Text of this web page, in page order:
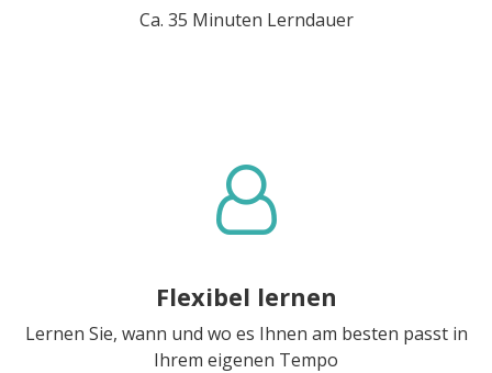
Ca. 35 Minuten Lerndauer
Flexibel lernen
Lernen Sie, wann und wo es Ihnen am besten passt in
Ihrem eigenen Tempo